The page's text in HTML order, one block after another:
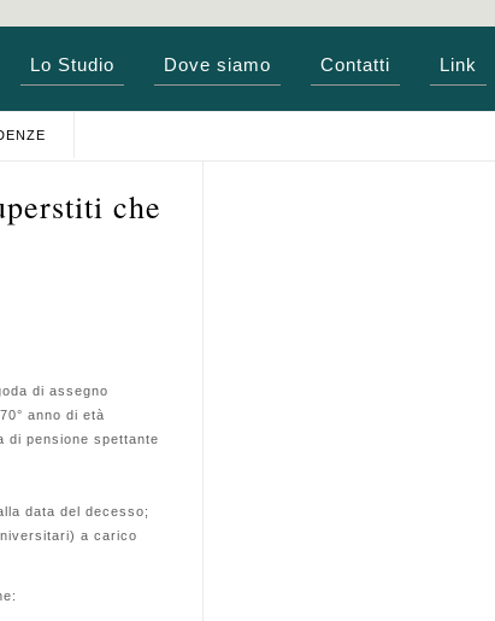
Lo Studio Dove siamo Contatti Link
che
di assegno
anno di età
di pensione spettante
data del decesso;
a carico